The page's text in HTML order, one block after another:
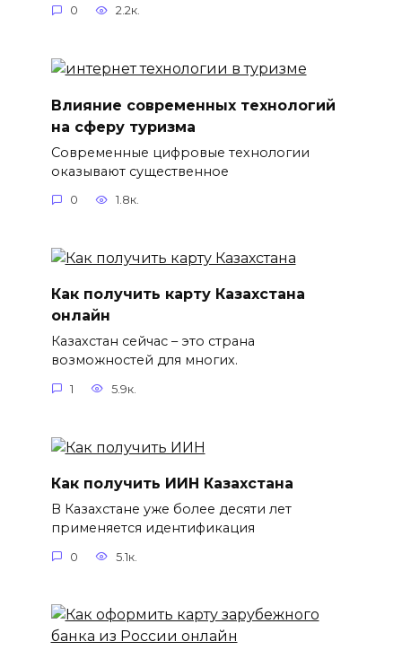
0 2.2к.
Влияние современных технологий
на сферу туризма
Современные цифровые технологии
оказывают существенное
0 1.8к.
Как получить карту Казахстана
онлайн
Казахстан сейчас – это страна
возможностей для многих.
1 5.9к.
Как получить ИИН Казахстана
В Казахстане уже более десяти лет
применяется идентификация
0 5.1к.